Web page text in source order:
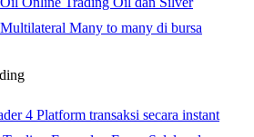
Many to many di bursa
4 Platform transaksi secara instant